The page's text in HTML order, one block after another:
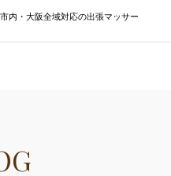
内・大阪全域対応の出張マッサー